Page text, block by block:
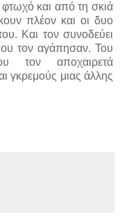
και από τη σκιά
πλέον και οι δυο
Και τον συνοδεύει
τον αγάπησαν. Του
τον αποχαιρετά
γκρεμούς μιας άλλης